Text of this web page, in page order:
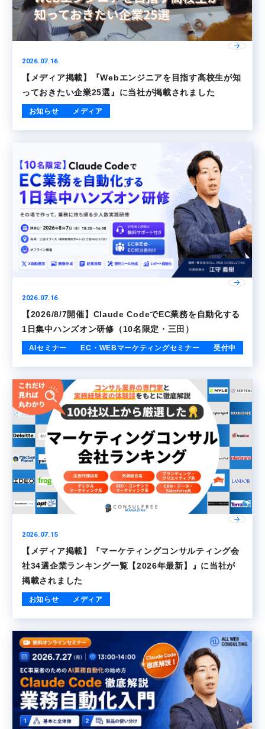
2026.07.16
【メディア掲載】『Webエンジニアを目指す高校生が知
っておきたい企業25選』に当社が掲載されました
お知らせ メディア
2026.07.16
【2026/8/7開催】Claude CodeでEC業務を自動化する
1日集中ハンズオン研修（10名限定・三田）
AIセミナー EC・WEBマーケティングセミナー 受付中
2026.07.15
【メディア掲載】『マーケティングコンサルティング会
社34選企業ランキング一覧【2026年最新】』に当社が
掲載されました
お知らせ メディア